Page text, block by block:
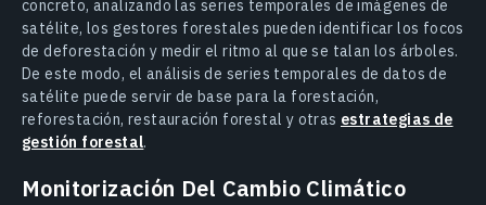
concreto, analizando las series temporales de imágenes de
satélite, los gestores forestales pueden identificar los focos
de deforestación y medir el ritmo al que se talan los árboles.
De este modo, el análisis de series temporales de datos de
satélite puede servir de base para la forestación,
reforestación, restauración forestal y otras estrategias de
gestión forestal.
Monitorización Del Cambio Climático